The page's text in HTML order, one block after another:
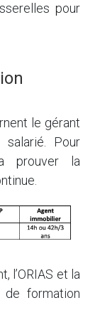
pour
le gérant
Pour
prouver la
l’ORIAS et la
de formation